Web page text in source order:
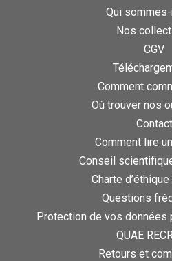
Qui
Nos
CGV
Comment
Où trouver nos
Contact
Comment lire
Conseil
Charte
Questions
Protection de vos données
QUAE
Retours et